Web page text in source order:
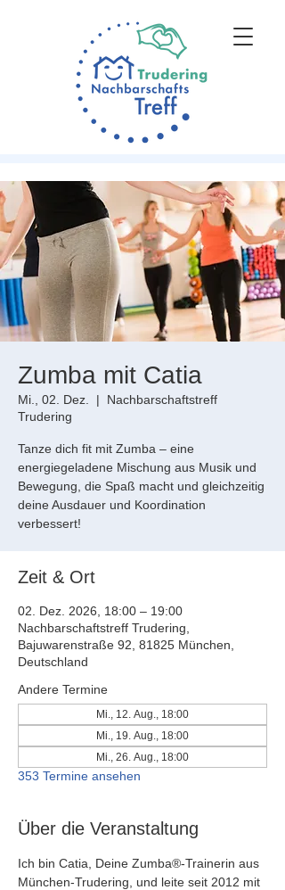
Zumba mit Catia
Mi., 02. Dez.
  |
Nachbarschaftstreff
Trudering
Tanze dich fit mit Zumba – eine
energiegeladene Mischung aus Musik und
Bewegung, die Spaß macht und gleichzeitig
deine Ausdauer und Koordination
verbessert!
Zeit & Ort
02. Dez. 2026, 18:00 – 19:00
Nachbarschaftstreff Trudering,
Bajuwarenstraße 92, 81825 München,
Deutschland
Andere Termine
Mi., 12. Aug., 18:00
Mi., 19. Aug., 18:00
Mi., 26. Aug., 18:00
353 Termine ansehen
Über die Veranstaltung
Ich bin Catia, Deine Zumba®-Trainerin aus
München-Trudering, und leite seit 2012 mit